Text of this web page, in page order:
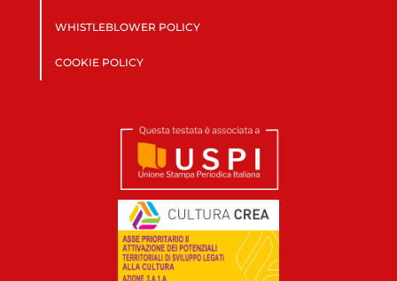
WHISTLEBLOWER POLICY
COOKIE POLICY